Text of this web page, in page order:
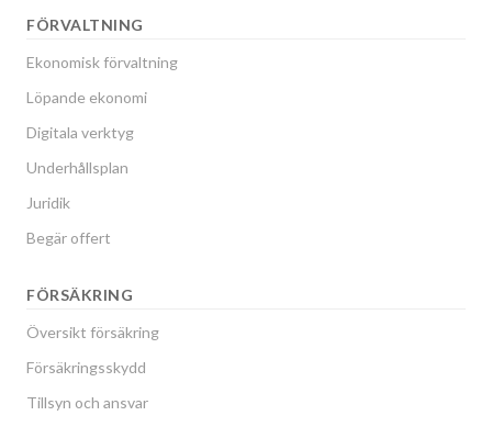
FÖRVALTNING
Ekonomisk förvaltning
Löpande ekonomi
Digitala verktyg
Underhållsplan
Juridik
Begär offert
FÖRSÄKRING
Översikt försäkring
Försäkringsskydd
Tillsyn och ansvar